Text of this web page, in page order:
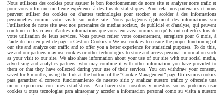
Paiement sécurisé
Nous utilisons des cookies pour assurer le bon fonctionnement de notre site et analyser notre trafic et
pour vous offrir une meilleure expérience à des fins de statistiques. Pour cela, nos partenaires et nous
peuvent utiliser des cookies ou d'autres technologies pour stocker et accéder à des informations
personnelles comme votre visite sur notre site. Nous partageons également des informations sur
l'utilisation de notre site avec nos partenaires de médias sociaux, de publicité et d'analyse, qui peuvent
combiner celles-ci avec d'autres informations que vous leur avez fournies ou qu'ils ont collectées lors de
votre utilisation de leurs services. Vous pouvez retirer votre consentement, enregistré pour 6 mois, à
l'aide du lien en pied de page « Gestion Cookies ». We use cookies to ensure the proper functioning of
our site and analyze our traffic and to offer you a better experience for statistical purposes. To do this,
we and our partners may use cookies or other technologies to store and access personal information such
as your visit to our site. We also share information about your use of our site with our social media,
advertising and analytics partners, who may combine it with other information you have provided to
them or that they have collected during your use of their services. You can withdraw your consent,
saved for 6 months, using the link at the bottom of the “Cookie Management” page. Utilizamos cookies
para garantizar el correcto funcionamiento de nuestro sitio y analizar nuestro tráfico y ofrecerle una
mejor experiencia con fines estadísticos. Para hacer esto, nosotros y nuestros socios podemos usar
cookies u otras tecnologías para almacenar y acceder a información personal como su visita a nuestro